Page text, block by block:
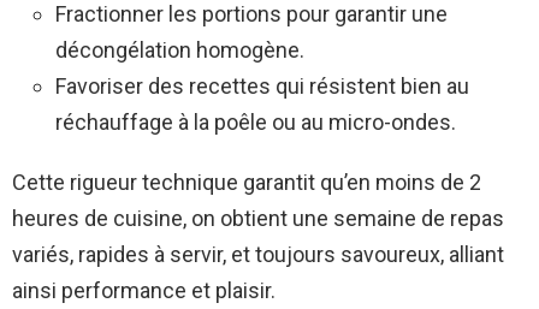
Fractionner les portions pour garantir une
décongélation homogène.
Favoriser des recettes qui résistent bien au
réchauffage à la poêle ou au micro-ondes.
Cette rigueur technique garantit qu’en moins de 2
heures de cuisine, on obtient une semaine de repas
variés, rapides à servir, et toujours savoureux, alliant
ainsi performance et plaisir.